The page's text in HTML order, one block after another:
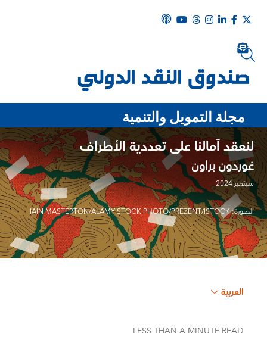
مجلة التمويل والتنمية
لنعقد آمالنا على تعددية الأطراف
غوردون براون
سبتمبر 2024
الصورة: IAIN MASTERTON/ALAMY STOCK PHOTO/PREZENT/ISTOCK
العربية
LESS THAN A MINUTE READ